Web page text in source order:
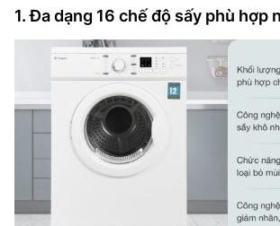
1. Đa dạng 16 chế độ sấy phù hợp